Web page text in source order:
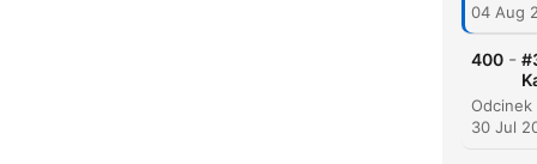
04 Aug
400 -
30 Jul